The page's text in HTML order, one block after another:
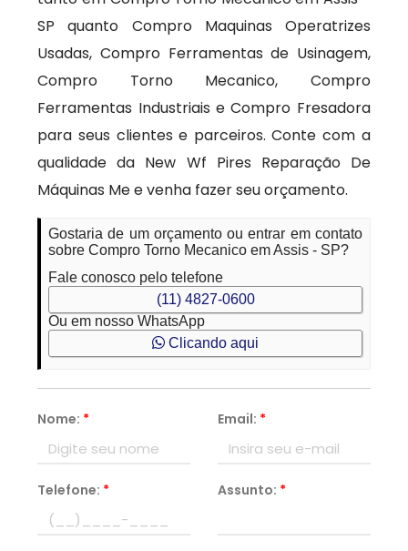
SP quanto Compro Maquinas Operatrizes
Usadas, Compro Ferramentas de Usinagem,
Compro Torno Mecanico, Compro
Ferramentas Industriais e Compro Fresadora
para seus clientes e parceiros. Conte com a
qualidade da New Wf Pires Reparação De
Máquinas Me e venha fazer seu orçamento.
Gostaria de um orçamento ou entrar em contato
sobre Compro Torno Mecanico em Assis - SP?
Fale conosco pelo telefone
(11) 4827-0600
Ou em nosso WhatsApp
Clicando aqui
Nome: * Email: *
Telefone: * Assunto: *